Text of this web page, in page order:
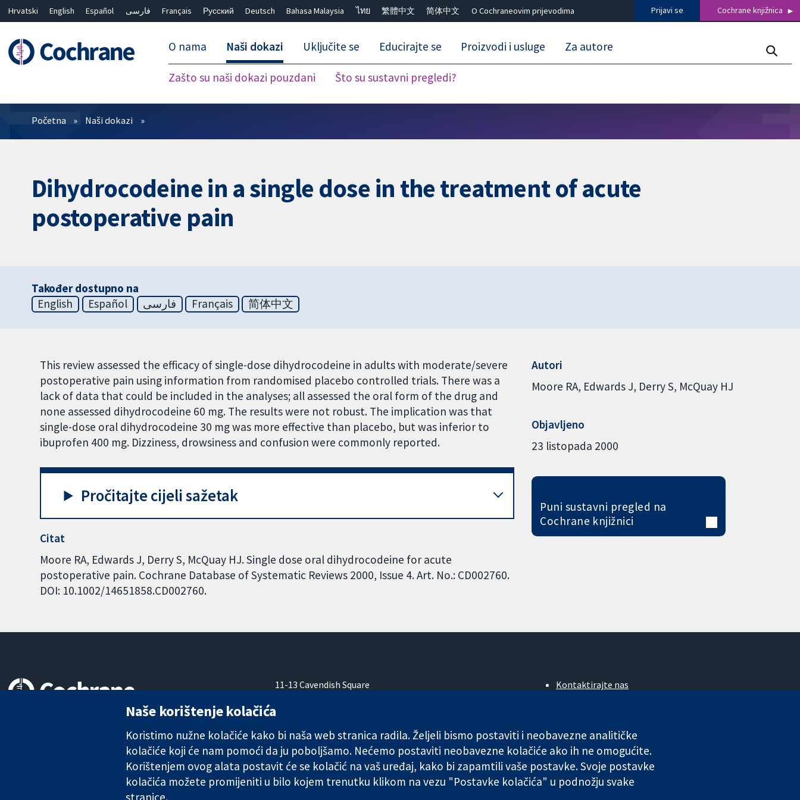
Hrvatski English Español فارسی Français Русский Deutsch Bahasa Malaysia ไทย 繁體中文 简体中文 O Cochraneovim prijevodima Prijavi se Cochrane knjižnica
O nama Naši dokazi
Zašto su naši dokazi pouzdani Što su sustavni pregledi?
Uključite se Educirajte se Proizvodi i usluge Za autore
Prečistači
Početna Naši dokazi
Dihydrocodeine in a single dose in the treatment of acute
postoperative pain
Također dostupno na
English
Español فارسی Français 简体中文
This review assessed the efficacy of single-dose dihydrocodeine in adults with moderate/severe
postoperative pain using information from randomised placebo controlled trials. There was a
lack of data that could be included in the analyses; all assessed the oral form of the drug and
none assessed dihydrocodeine 60 mg. The results were not robust. The implication was that
single-dose oral dihydrocodeine 30 mg was more effective than placebo, but was inferior to
ibuprofen 400 mg. Dizziness, drowsiness and confusion were commonly reported.
Pročitajte cijeli sažetak
Citat
Moore RA, Edwards J, Derry S, McQuay HJ. Single dose oral dihydrocodeine for acute
postoperative pain. Cochrane Database of Systematic Reviews 2000, Issue 4. Art. No.: CD002760.
DOI: 10.1002/14651858.CD002760.
Autori
Moore RA Edwards J Derry S McQuay HJ
Objavljeno
23 listopada 2000
Puni sustavni pregled na
Cochrane knjižnici
11-13 Cavendish Square
W1G 0AN
Kontaktirajte nas
Poslovi
Cochrane Library
The Cochrane Collaboration is a charity (no. 1045921) and a company limited by guarantee (no. 03044323) registered in England & Wales. VAT registration number GB 718 2127 49.
Naše korištenje kolačića
Koristimo nužne kolačiće kako bi naša web stranica radila. Željeli bismo postaviti i neobavezne analitičke
kolačiće koji će nam pomoći da ju poboljšamo. Nećemo postaviti neobavezne kolačiće ako ih ne omogućite.
Korištenjem ovog alata postavit će se kolačić na vaš uređaj, kako bi zapamtili vaše postavke. Svoje postavke
kolačića možete promijeniti u bilo kojem trenutku klikom na vezu "Postavke kolačića" u podnožju svake
stranice.